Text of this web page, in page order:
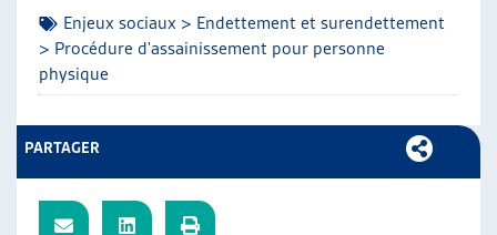
GUIDE SOCIAL ROMAND
AUTRES
ARTIAS
PROJETS ET ACTIVITÉS
Enjeux sociaux > Endettement et surendettement
> Procédure d'assainissement pour personne
physique
PARTAGER